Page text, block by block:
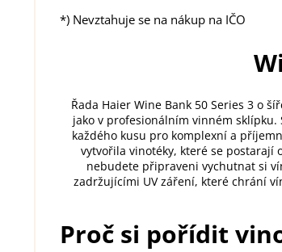
*) Nevztahuje se na nákup na IČO
Řada Haier Wine Bank 50 Series 3 o
jako v profesionálním vinném
každého kusu pro komplexní a
vytvořila vinotéky, které se
nebudete připraveni vychutnat si
zadržujícími UV záření, které chrání
Proč si pořídit